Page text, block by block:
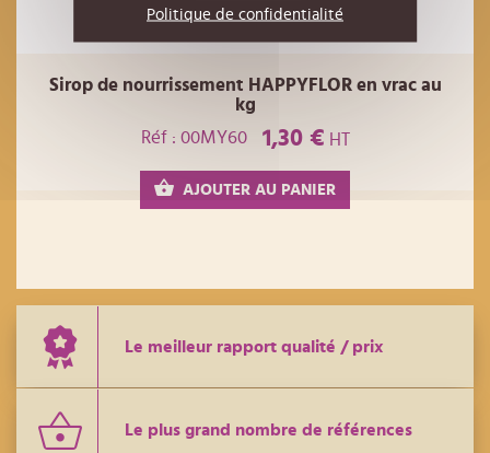
Sirop de nourrissement HAPPYFLOR en vrac au
kg
Réf : 00MY60
1,30 € HT
AJOUTER AU PANIER
Le meilleur rapport qualité / prix
Le plus grand nombre de références
Politique de confidentialité